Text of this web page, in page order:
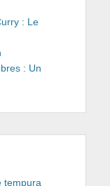
: Le
: Un
tempura